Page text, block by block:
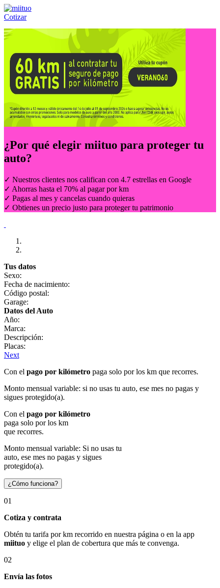
Cotizar
Llámanos al:(55) 84-21-05-00 ó
¿Por qué elegir miituo para proteger tu
auto?
✓ Nuestros clientes nos califican con 4.7 estrellas en Google
✓ Ahorras hasta el 70% al pagar por km
✓ Pagas al mes y cancelas cuando quieras
✓ Obtienes un precio justo para proteger tu patrimonio
Tus datos
Sexo:
Fecha de nacimiento:
Código postal:
Garage:
Datos del Auto
Año:
Marca:
Descripción:
Placas:
Next
Con el pago por kilómetro paga solo por los km que recorres.
Monto mensual variable: si no usas tu auto, ese mes no pagas y
sigues protegido(a).
Con el pago por kilómetro
paga solo por los km
que recorres.
Monto mensual variable: Si no usas tu
auto, ese mes no pagas y sigues
protegido(a).
¿Cómo funciona?
01
Cotiza y contrata
Obtén tu tarifa por km recorrido en nuestra página o en la app
miituo y elige el plan de cobertura que más te convenga.
02
Envía las fotos